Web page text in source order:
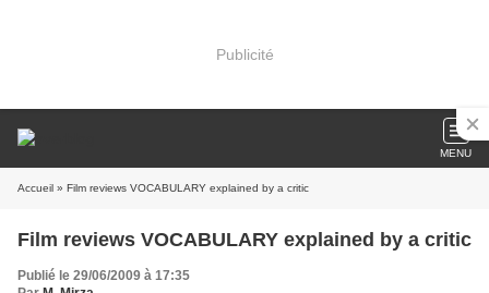
Publicité
MENU
Accueil » Film reviews VOCABULARY explained by a critic
Film reviews VOCABULARY explained by a critic
Publié le 29/06/2009 à 17:35